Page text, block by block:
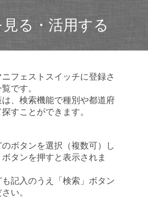
る・活用する
フェストスイッチに登録さ
です。
は、検索機能で種別や都道府
すことができます。
ボタンを選択（複数可）し
タンを押すと表示されま
記入のうえ「検索」ボタン
い。